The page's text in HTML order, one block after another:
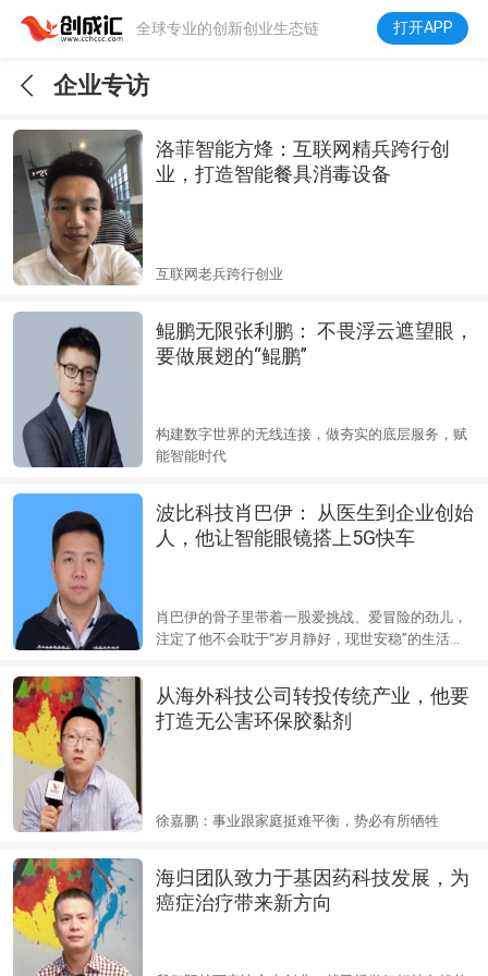
全球专业的创新创业生态链 打开APP
企业专访
洛菲智能方烽：互联网精兵跨行创
业，打造智能餐具消毒设备
互联网老兵跨行创业
鲲鹏无限张利鹏： 不畏浮云遮望眼，
要做展翅的“鲲鹏”
构建数字世界的无线连接，做夯实的底层服务，赋
能智能时代
波比科技肖巴伊： 从医生到企业创始
人，他让智能眼镜搭上5G快车
肖巴伊的骨子里带着一股爱挑战、爱冒险的劲儿，
注定了他不会耽于“岁月静好，现世安稳”的生活
从海外科技公司转投传统产业，他要
打造无公害环保胶黏剂
徐嘉鹏：事业跟家庭挺难平衡，势必有所牺牲
海归团队致力于基因药科技发展，为
癌症治疗带来新方向